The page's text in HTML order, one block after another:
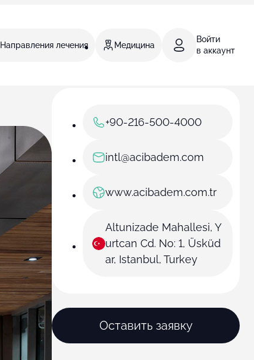
Направления лечения Медицина
Войти
в аккаунт
+90-216-500-4000
intl@acibadem.com
www.acibadem.com.tr
Altunizade Mahallesi, Y
urtcan Cd. No: 1, Üsküd
ar, Istanbul, Turkey
Оставить заявку